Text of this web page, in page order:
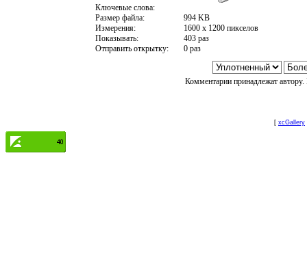
Ключевые слова:
Размер файла:
994 KB
Измерения:
1600 x 1200 пикселов
Показывать:
403 раз
Отправить открытку:
0 раз
Комментарии принадлежат
[ xcGallery